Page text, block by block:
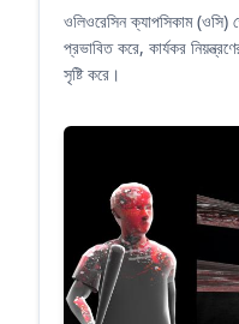
ওলিওরেসিন ক্যাপসিকাম (ওসি)
প্রভাবিত করে, কার্যকর
সৃষ্টি করে।